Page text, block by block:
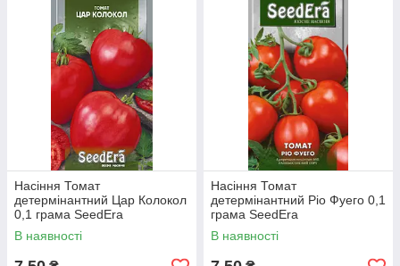
Насіння Томат
детермінантний Цар Колокол
0,1 грама SeedEra
В наявності
Насіння Томат
детермінантний Ріо Фуего 0,1
грама SeedEra
В наявності